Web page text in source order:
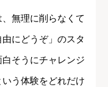
無理に削らなくて
にどうぞ」のスタ
そうにチャレンジ
う体験をどれだけ